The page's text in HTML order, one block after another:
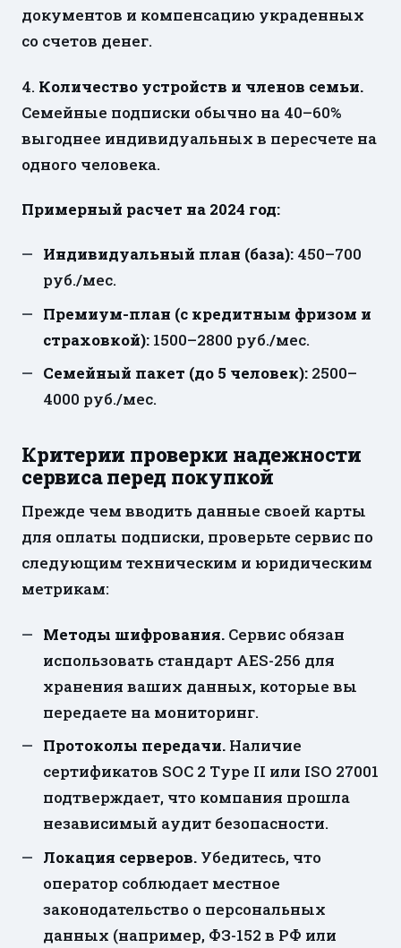
документов и компенсацию украденных
со счетов денег.
4. Количество устройств и членов семьи.
Семейные подписки обычно на 40–60%
выгоднее индивидуальных в пересчете на
одного человека.
Примерный расчет на 2024 год:
Индивидуальный план (база): 450–700
руб./мес.
Премиум-план (с кредитным фризом и
страховкой): 1500–2800 руб./мес.
Семейный пакет (до 5 человек): 2500–
4000 руб./мес.
Критерии проверки надежности
сервиса перед покупкой
Прежде чем вводить данные своей карты
для оплаты подписки, проверьте сервис по
следующим техническим и юридическим
метрикам:
Методы шифрования. Сервис обязан
использовать стандарт AES-256 для
хранения ваших данных, которые вы
передаете на мониторинг.
Протоколы передачи. Наличие
сертификатов SOC 2 Type II или ISO 27001
подтверждает, что компания прошла
независимый аудит безопасности.
Локация серверов. Убедитесь, что
оператор соблюдает местное
законодательство о персональных
данных (например, ФЗ-152 в РФ или